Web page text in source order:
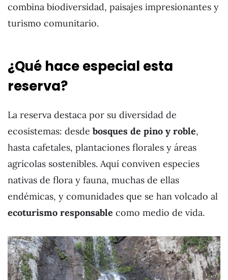
combina biodiversidad, paisajes impresionantes y
turismo comunitario.
¿Qué hace especial esta
reserva?
La reserva destaca por su diversidad de
ecosistemas: desde bosques de pino y roble,
hasta cafetales, plantaciones florales y áreas
agrícolas sostenibles. Aquí conviven especies
nativas de flora y fauna, muchas de ellas
endémicas, y comunidades que se han volcado al
ecoturismo responsable como medio de vida.